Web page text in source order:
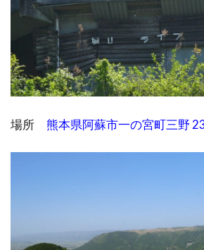
場所 熊本県阿蘇市一の宮町三野